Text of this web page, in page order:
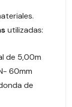
utilizadas:
de 5,00m
60mm
de